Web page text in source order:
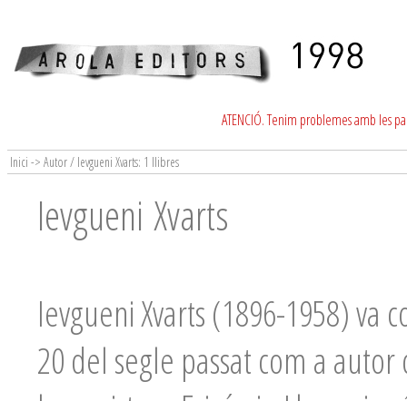
ATENCIÓ. Tenim problemes amb les
Inici -> Autor / Ievgueni Xvarts: 1 llibres
Ievgueni Xvarts
Ievgueni Xvarts (1896-1958) va
20 del segle passat com a